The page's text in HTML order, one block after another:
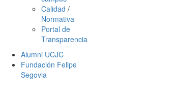
Calidad /
Normativa
Portal de
Transparencia
Alumni UCJC
Fundación Felipe
Segovia